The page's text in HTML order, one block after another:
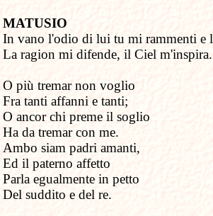
MATUSIO
In vano l'odio di lui tu mi rammenti e
La ragion mi difende, il Ciel m'inspira.
O più tremar non voglio
Fra tanti affanni e tanti;
O ancor chi preme il soglio
Ha da tremar con me.
Ambo siam padri amanti,
Ed il paterno affetto
Parla egualmente in petto
Del suddito e del re.